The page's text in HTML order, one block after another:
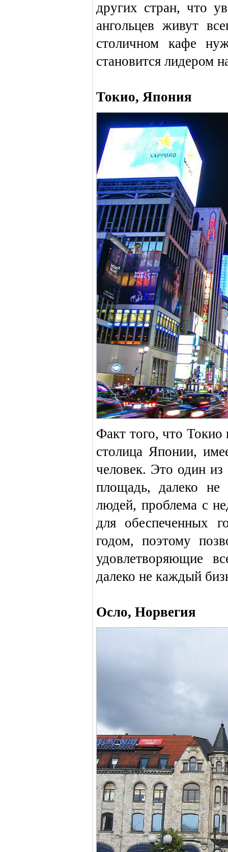
других стран, что
ангольцев живут
столичном кафе
становится лидером
Токио, Япония
Факт того, что Токио
столица Японии,
человек. Это один
площадь, далеко
людей, проблема с
для обеспеченных
годом, поэтому
удовлетворяющие
далеко не каждый
Осло, Норвегия